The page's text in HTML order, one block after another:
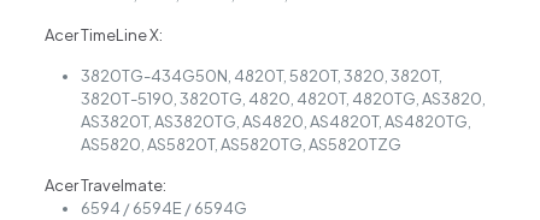
Acer TimeLine X:
3820TG-434G50N, 4820T, 5820T, 3820, 3820T,
3820T-5190, 3820TG, 4820, 4820T, 4820TG, AS3820,
AS3820T, AS3820TG, AS4820, AS4820T, AS4820TG,
AS5820, AS5820T, AS5820TG, AS5820TZG
Acer Travelmate:
6594 / 6594E / 6594G